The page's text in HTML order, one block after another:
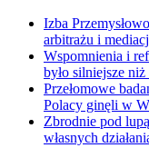
Izba
arbitrażu i
Wspomnienia i
było silniejsze
Przełomowe
Polacy ginęli w
Zbrodnie pod
własnych